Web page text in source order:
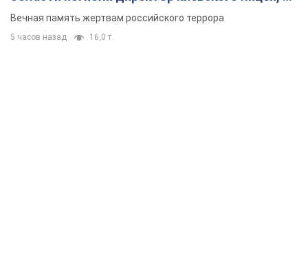
муж и внук
Вечная память жертвам российского террора
5 часов назад 16,0 т.